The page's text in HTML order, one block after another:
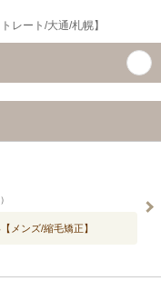
レート/大通/札幌】
メンズ/縮毛矯正】